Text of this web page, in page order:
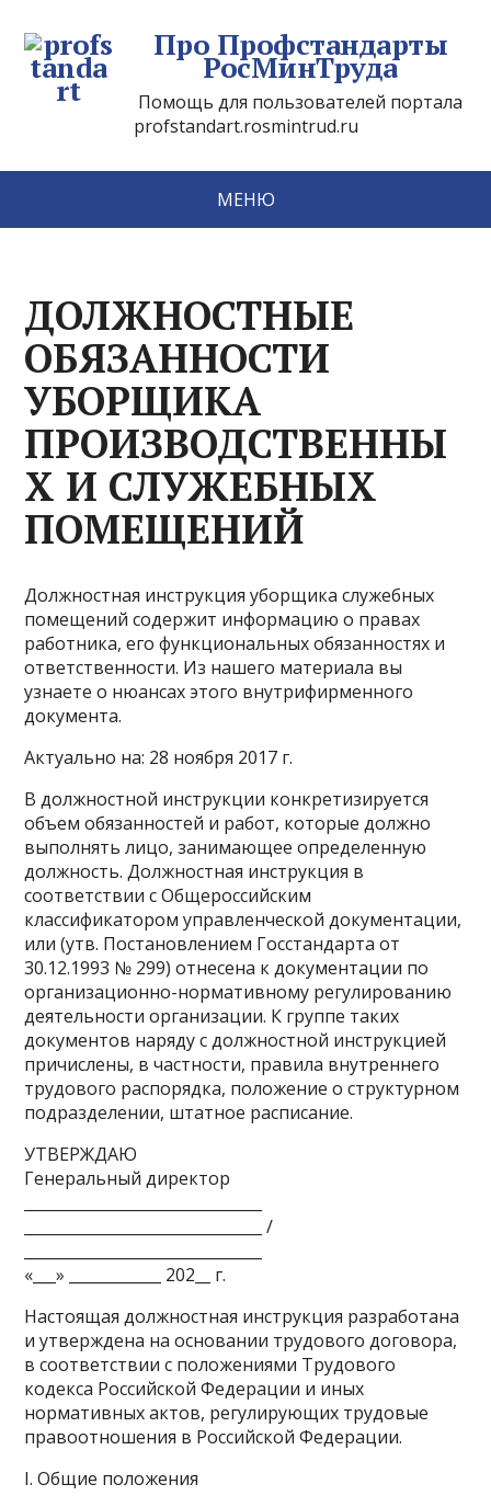
Про Профстандарты
РосМинТруда
Помощь для пользователей портала
profstandart.rosmintrud.ru
МЕНЮ
ДОЛЖНОСТНЫЕ
ОБЯЗАННОСТИ
УБОРЩИКА
ПРОИЗВОДСТВЕННЫ
Х И СЛУЖЕБНЫХ
ПОМЕЩЕНИЙ
Должностная инструкция уборщика служебных
помещений содержит информацию о правах
работника, его функциональных обязанностях и
ответственности. Из нашего материала вы
узнаете о нюансах этого внутрифирменного
документа.
Актуально на: 28 ноября 2017 г.
В должностной инструкции конкретизируется
объем обязанностей и работ, которые должно
выполнять лицо, занимающее определенную
должность. Должностная инструкция в
соответствии с Общероссийским
классификатором управленческой документации,
или (утв. Постановлением Госстандарта от
30.12.1993 № 299) отнесена к документации по
организационно-нормативному регулированию
деятельности организации. К группе таких
документов наряду с должностной инструкцией
причислены, в частности, правила внутреннего
трудового распорядка, положение о структурном
подразделении, штатное расписание.
УТВЕРЖДАЮ
Генеральный директор
_______________________________ /
«___» ____________ 202__ г.
Настоящая должностная инструкция разработана
и утверждена на основании трудового договора,
в соответствии с положениями Трудового
кодекса Российской Федерации и иных
нормативных актов, регулирующих трудовые
правоотношения в Российской Федерации.
I. Общие положения